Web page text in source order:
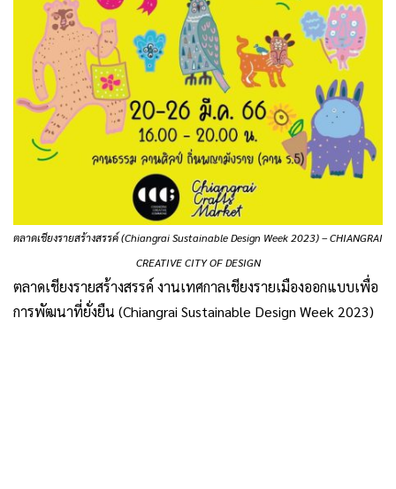
ตลาดเชียงรายสร้างสรรค์ (Chiangrai Sustainable Design Week 2023)–CHIANGRAI
CREATIVE CITY OF DESIGN
ตลาดเชียงรายสร้างสรรค์ งานเทศกาลเชียงรายเมืองออกแบบเพื่อ
การพัฒนาที่ยั่งยืน (Chiangrai Sustainable Design Week 2023)